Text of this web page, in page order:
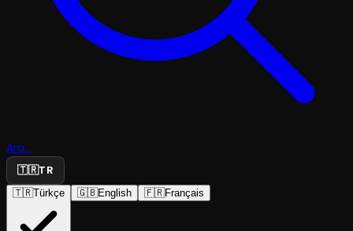
Ara...
🇹🇷TR
🇹🇷Türkçe 🇬🇧English 🇫🇷Français